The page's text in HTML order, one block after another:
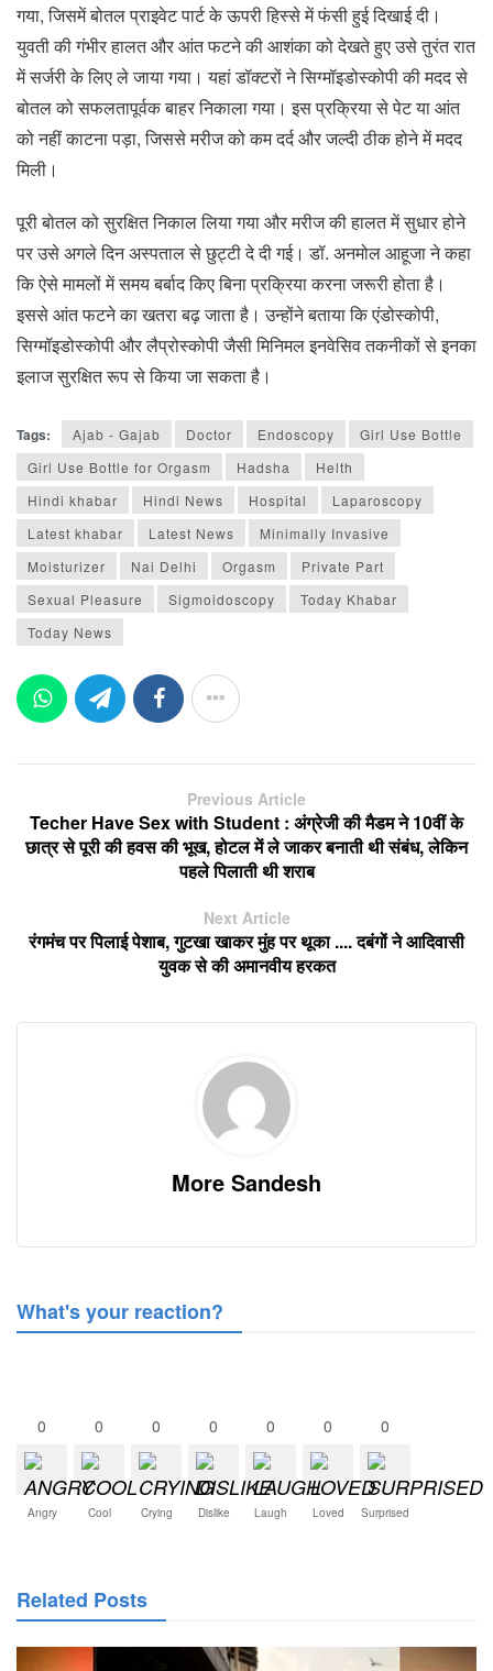
गया, जिसमें बोतल प्राइवेट पार्ट के ऊपरी हिस्से में फंसी हुई दिखाई दी।
युवती की गंभीर हालत और आंत फटने की आशंका को देखते हुए उसे तुरंत रात
में सर्जरी के लिए ले जाया गया। यहां डॉक्टरों ने सिग्मॉइडोस्कोपी की मदद से
बोतल को सफलतापूर्वक बाहर निकाला गया। इस प्रक्रिया से पेट या आंत
को नहीं काटना पड़ा, जिससे मरीज को कम दर्द और जल्दी ठीक होने में मदद
मिली।
पूरी बोतल को सुरक्षित निकाल लिया गया और मरीज की हालत में सुधार होने
पर उसे अगले दिन अस्पताल से छुट्टी दे दी गई। डॉ. अनमोल आहूजा ने कहा
कि ऐसे मामलों में समय बर्बाद किए बिना प्रक्रिया करना जरूरी होता है।
इससे आंत फटने का खतरा बढ़ जाता है। उन्होंने बताया कि एंडोस्कोपी,
सिग्मॉइडोस्कोपी और लैप्रोस्कोपी जैसी मिनिमल इनवेसिव तकनीकों से इनका
इलाज सुरक्षित रूप से किया जा सकता है।
Tags: Ajab - Gajab Doctor Endoscopy
Girl Use Bottle
Girl Use Bottle for Orgasm
Hadsha
Helth
Hindi khabar
Hindi News Hospital
Laparoscopy
Latest khabar
Latest News
Minimally Invasive
Moisturizer
Nai Delhi Orgasm
Private Part
Sexual Pleasure
Sigmoidoscopy
Today Khabar
Today News
Previous Article
Techer Have Sex with Student : अंग्रेजी की मैडम ने 10वीं के
छात्र से पूरी की हवस की भूख, होटल में ले जाकर बनाती थी संबंध, लेकिन
पहले पिलाती थी शराब
Next Article
रंगमंच पर पिलाई पेशाब, गुटखा खाकर मुंह पर थूका .... दबंगों ने आदिवासी
युवक से की अमानवीय हरकत
More Sandesh
What's your reaction?
0
Angry
0
Cool
0
Crying
0
Dislike
0
Laugh
0
Loved
0
Surprised
Related Posts